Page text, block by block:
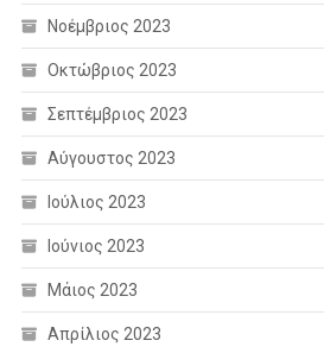
Νοέμβριος 2023
Οκτώβριος 2023
Σεπτέμβριος 2023
Αύγουστος 2023
Ιούλιος 2023
Ιούνιος 2023
Μάιος 2023
Απρίλιος 2023